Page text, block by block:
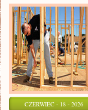
CZERWIEC - 18 - 2026